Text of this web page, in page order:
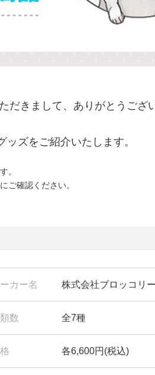
だきまして、ありがとうござ
ズをご紹介いたします。
。
ご確認ください。
ーカー名 株式会社ブロッコリー
数 全7種
各6,600円(税込)